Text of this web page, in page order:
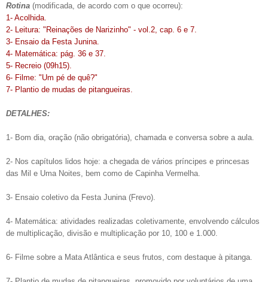
Rotina (modificada, de acordo com o que ocorreu):
1- Acolhida.
2- Leitura: "Reinações de Narizinho" - vol.2, cap. 6 e 7.
3- Ensaio da Festa Junina.
4- Matemática: pág. 36 e 37.
5- Recreio (09h15).
6- Filme: "Um pé de quê?"
7- Plantio de mudas de pitangueiras.
DETALHES:
1- Bom dia, oração (não obrigatória), chamada e conversa sobre a aula.
2- Nos capítulos lidos hoje: a chegada de vários príncipes e princesas
das Mil e Uma Noites, bem como de Capinha Vermelha.
3- Ensaio coletivo da Festa Junina (Frevo).
4- Matemática: atividades realizadas coletivamente, envolvendo cálculos
de multiplicação, divisão e multiplicação por 10, 100 e 1.000.
6- Filme sobre a Mata Atlântica e seus frutos, com destaque à pitanga.